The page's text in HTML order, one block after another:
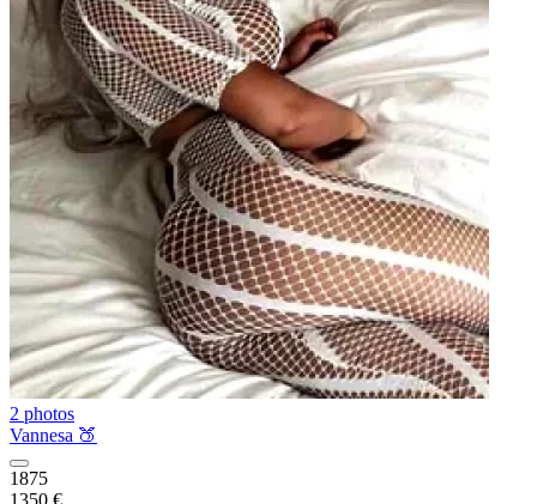
2 photos
Vannesa 🍑
1875
1350 €